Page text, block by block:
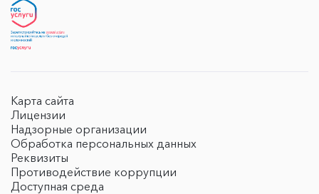
Карта сайта
Лицензии
Надзорные организации
Обработка персональных данных
Реквизиты
Противодействие коррупции
Доступная среда